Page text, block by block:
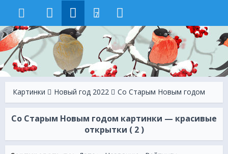
7
Картинки Новый год 2022 Cо Старым Новым годом
Cо Старым Новым годом картинки — красивые
открытки ( 2 )